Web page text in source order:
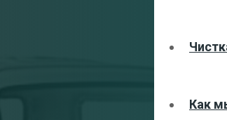
Как